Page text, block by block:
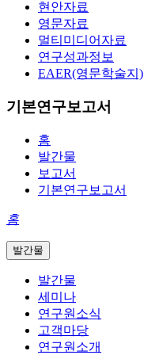
현안자료
영문자료
멀티미디어자료
연구성과정보
EAER(영문학술지)
기본연구보고서
홈
발간물
보고서
기본연구보고서
홈
발간물
발간물
세미나
연구원소식
고객마당
연구원소개